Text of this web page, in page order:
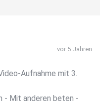
vor 5 Jahren
Aufnahme mit 3.
- Mit anderen beten -